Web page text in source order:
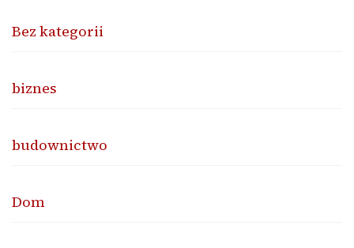
Bez kategorii
biznes
budownictwo
Dom